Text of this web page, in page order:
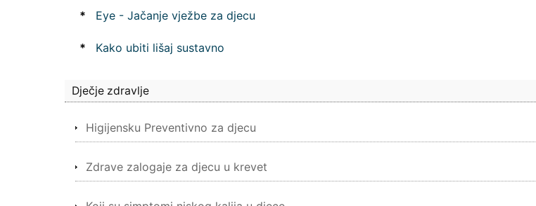
* Eye - Jačanje vježbe za djecu
* Kako ubiti lišaj sustavno
Dječje zdravlje
Higijensku Preventivno za djecu
Zdrave zalogaje za djecu u krevet